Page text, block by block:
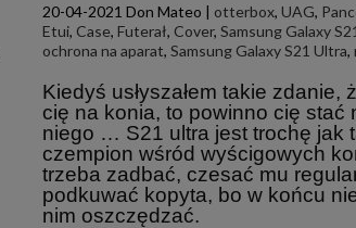
20-04-2021 Don Mateo | otterbox, UAG,
Etui, Case, Futerał, Cover, Samsung Galaxy S21
ochrona na aparat, Samsung Galaxy S21 Ultra,
Kiedyś usłyszałem takie zdanie,
cię na konia, to powinno cię stać
niego … S21 ultra jest trochę jak
czempion wśród wyścigowych
trzeba zadbać, czesać mu
podkuwać kopyta, bo w końcu
nim oszczędzać.